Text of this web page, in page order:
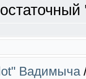
Вадимыча